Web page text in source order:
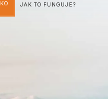
JAK TO FUNGUJE?